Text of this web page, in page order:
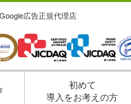
広告正規代理店
初めて
導入をお考えの方